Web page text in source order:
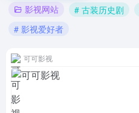
影视网站 # 古装历史剧
# 影视爱好者
可可影视